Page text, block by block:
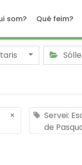
som? Què feim?
×
Servei:
de